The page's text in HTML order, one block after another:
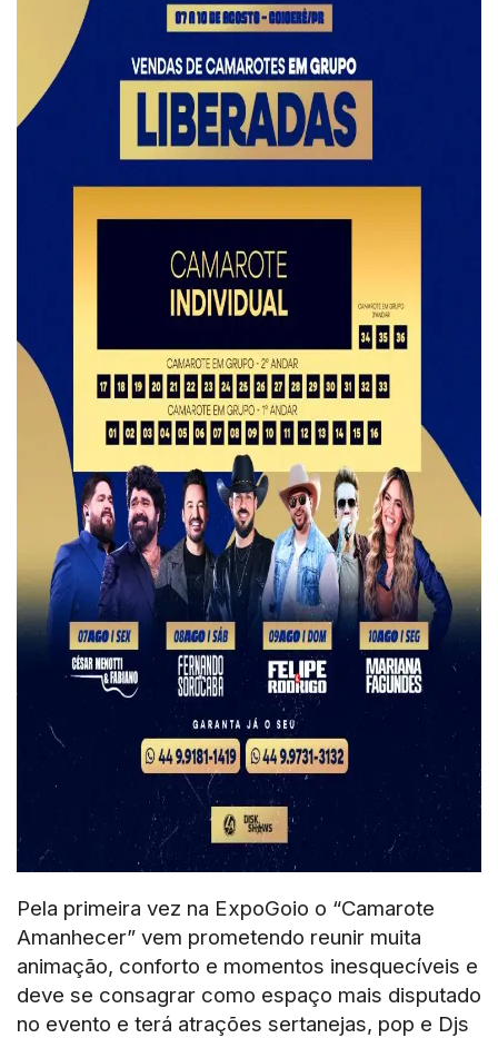
Pela primeira vez na ExpoGoio o “Camarote
Amanhecer” vem prometendo reunir muita
animação, conforto e momentos inesquecíveis e
deve se consagrar como espaço mais disputado
no evento e terá atrações sertanejas, pop e Djs